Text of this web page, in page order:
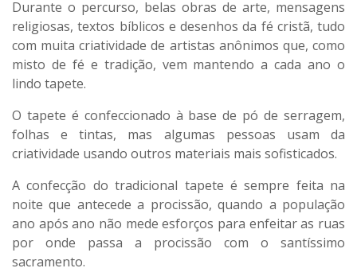
Durante o percurso, belas obras de arte, mensagens
religiosas, textos bíblicos e desenhos da fé cristã, tudo
com muita criatividade de artistas anônimos que, como
misto de fé e tradição, vem mantendo a cada ano o
lindo tapete.
O tapete é confeccionado à base de pó de serragem,
folhas e tintas, mas algumas pessoas usam da
criatividade usando outros materiais mais sofisticados.
A confecção do tradicional tapete é sempre feita na
noite que antecede a procissão, quando a população
ano após ano não mede esforços para enfeitar as ruas
por onde passa a procissão com o santíssimo
sacramento.